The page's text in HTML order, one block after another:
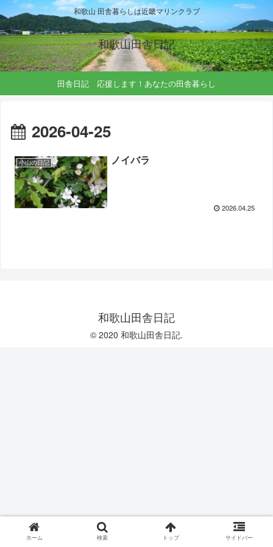
和歌山 田舎暮らしは近畿マリンクラブ
和歌山田舎日記
田舎日記 応援します！あなたの田舎暮らし
2026-04-25
小山の日記 ノイバラ
2026.04.25
和歌山田舎日記
© 2020 和歌山田舎日記.
ホーム 検索 トップ サイドバー